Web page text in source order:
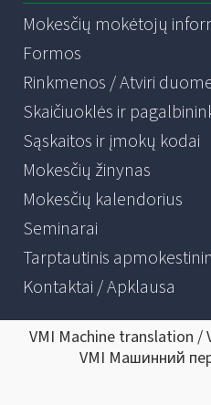
Mokesčių mokėtojų
Formos
Rinkmenos / Atviri
Skaičiuoklės ir
Sąskaitos ir įmokų kodai
Mokesčių žinynas
Mokesčių kalendorius
Seminarai
Tarptautinis
Kontaktai / Apklausa
VMI Machine translation
VMI Машинний